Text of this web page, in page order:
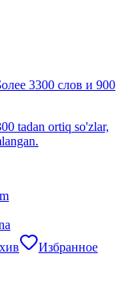
3300 слов и 900
tadan ortiq so'zlar,
Избранное